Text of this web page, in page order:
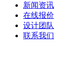
新闻资讯
在线报价
设计团队
联系我们